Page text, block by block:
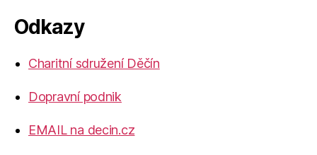
Odkazy
Charitní sdružení Děčín
Dopravní podnik
EMAIL na decin.cz